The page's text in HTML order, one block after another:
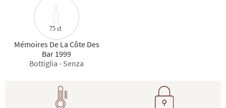
75 cl
Mémoires De La Côte Des
Bar 1999
Bottiglia - Senza